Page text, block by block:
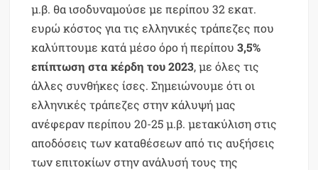
μ.β. θα ισοδυναμούσε με περίπου 32 εκατ.
ευρώ κόστος για τις ελληνικές τράπεζες που
καλύπτουμε κατά μέσο όρο ή περίπου3,5%
επίπτωση στα κέρδη του 2023, με όλες τις
άλλες συνθήκες ίσες. Σημειώνουμε ότι οι
ελληνικές τράπεζες στην κάλυψή μας
ανέφεραν περίπου 20-25 μ.β. μετακύλιση στις
αποδόσεις των καταθέσεων από τις αυξήσεις
των επιτοκίων στην ανάλυσή τους της